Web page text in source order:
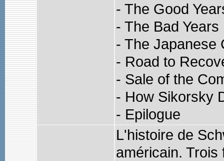
- The Good
- The Bad Years
- The Japanese
- Road to
- Sale of the
- How Sikorsky
- Epilogue
L'histoire de
américain.